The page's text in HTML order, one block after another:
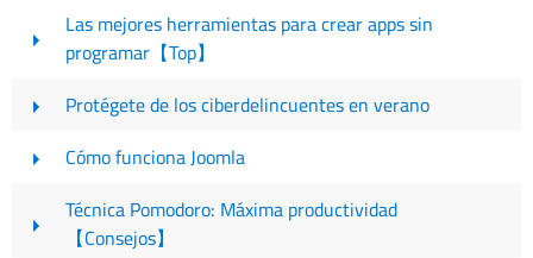
Las mejores herramientas para crear apps sin
programar【Top】
Protégete de los ciberdelincuentes en verano
Cómo funciona Joomla
Técnica Pomodoro: Máxima productividad
【Consejos】